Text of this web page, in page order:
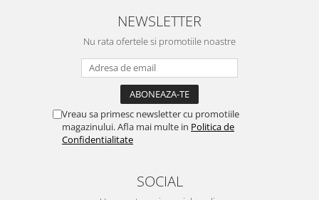
NEWSLETTER
Nu rata ofertele si promotiile noastre
Vreau sa primesc newsletter cu promotiile
magazinului. Afla mai multe in Politica de
Confidentialitate
SOCIAL